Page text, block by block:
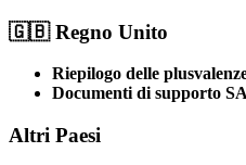
🇬🇧 Regno Unito
Riepilogo delle
Documenti di supporto
Altri Paesi